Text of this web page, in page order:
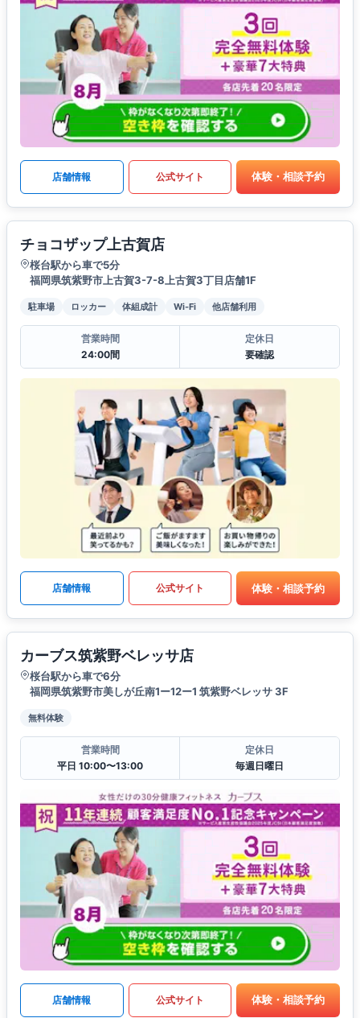
店舗情報 公式サイト 体験・相談予約
チョコザップ上古賀店
桜台駅から車で5分
福岡県筑紫野市上古賀3-7-8上古賀3丁目店舗1F
駐車場 ロッカー 体組成計 Wi-Fi 他店舗利用
営業時間
24:00間
定休日
要確認
店舗情報 公式サイト 体験・相談予約
カーブス筑紫野ベレッサ店
桜台駅から車で6分
福岡県筑紫野市美しが丘南1ー12ー1 筑紫野ベレッサ 3F
無料体験
営業時間
平日 10:00〜13:00
定休日
毎週日曜日
店舗情報 公式サイト 体験・相談予約